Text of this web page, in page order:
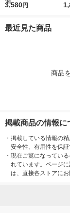
式 オートリターン 64
3,580円
最近見た商品
商品
掲載商品の情報に
・ 掲載している情報の
安全性、有用性を保証
・ 現在ご覧になってい
れています。ページ
は、直接各ストアにお